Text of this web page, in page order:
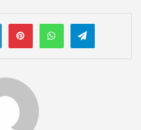
LinkedInPinterestWhatsAppTelegram